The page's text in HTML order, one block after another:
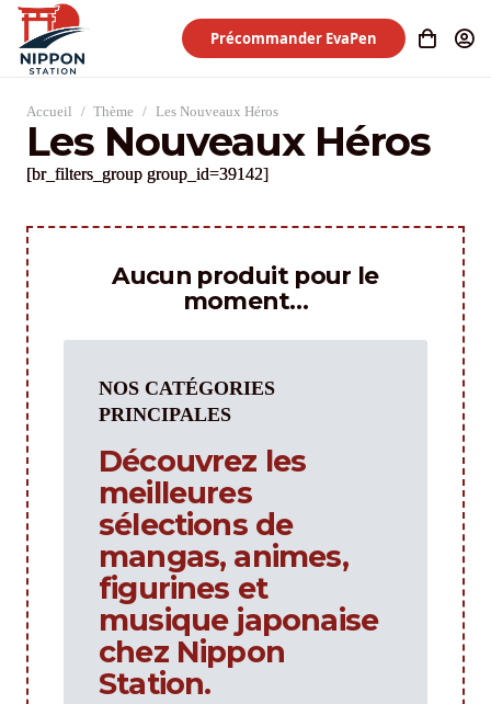
Précommander EvaPen
Accueil / Thème / Les Nouveaux Héros
Les Nouveaux Héros
[br_filters_group group_id=39142]
Aucun produit pour le
moment…
NOS CATÉGORIES
PRINCIPALES
Découvrez les
meilleures
sélections de
mangas, animes,
figurines et
musique japonaise
chez Nippon
Station.